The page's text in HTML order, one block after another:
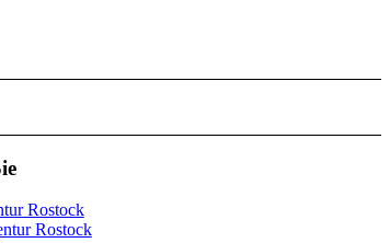
Rostock
Rostock